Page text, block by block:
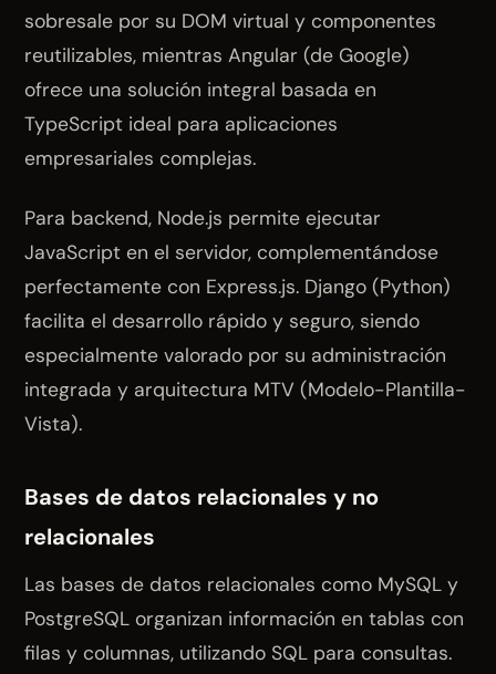
sobresale por su DOM virtual y componentes
reutilizables, mientras Angular (de Google)
ofrece una solución integral basada en
TypeScript ideal para aplicaciones
empresariales complejas.
Para backend, Node.js permite ejecutar
JavaScript en el servidor, complementándose
perfectamente con Express.js. Django (Python)
facilita el desarrollo rápido y seguro, siendo
especialmente valorado por su administración
integrada y arquitectura MTV (Modelo-Plantilla-
Vista).
Bases de datos relacionales y no
relacionales
Las bases de datos relacionales como MySQL y
PostgreSQL organizan información en tablas con
filas y columnas, utilizando SQL para consultas.